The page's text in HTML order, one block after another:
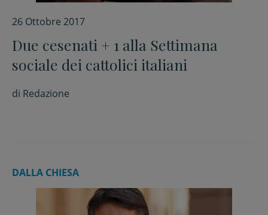
26 Ottobre 2017
Due cesenati + 1 alla Settimana
sociale dei cattolici italiani
di Redazione
DALLA CHIESA